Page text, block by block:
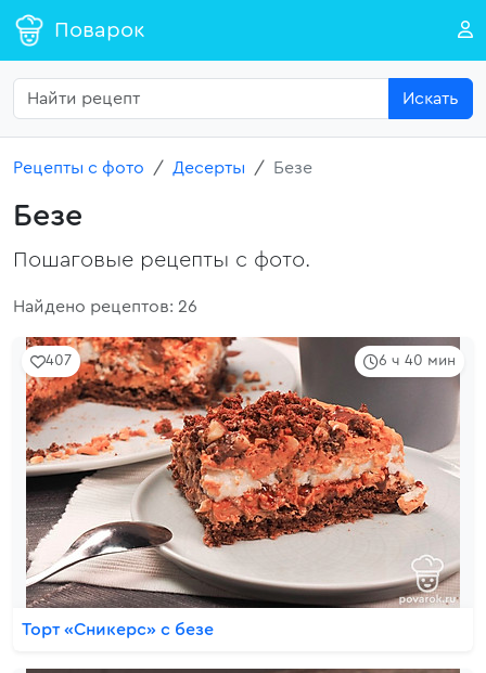
Поварок
Искать
Рецепты с фото Десерты Безе
Безе
Пошаговые рецепты с фото.
Найдено рецептов: 26
6 ч 40 мин
407
Торт «Сникерс» с безе